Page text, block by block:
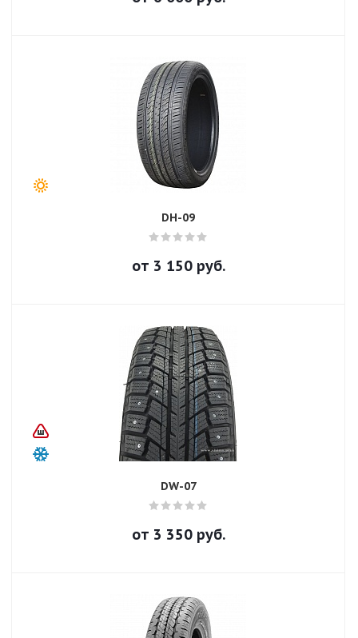
DH-09
от 3 150руб.
DW-07
от 3 350руб.